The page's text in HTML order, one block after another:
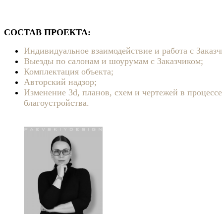
СОСТАВ ПРОЕКТА:
Индивидуальное взаимодействие и работа с
Выезды по салонам и шоурумам с Заказчиком;
Комплектация объекта;
Авторский надзор;
Изменение 3d, планов, схем и чертежей в процессе
благоустройства.